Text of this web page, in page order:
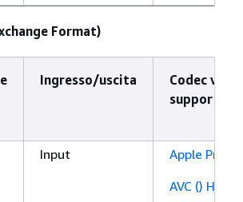
Format)
Ingresso/uscita
Codec
supportato
Input
Apple
AVC () H.264